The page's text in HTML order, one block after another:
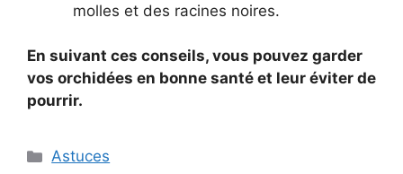
molles et des racines noires.
En suivant ces conseils, vous pouvez garder
vos orchidées en bonne santé et leur éviter de
pourrir.
Categories
Astuces